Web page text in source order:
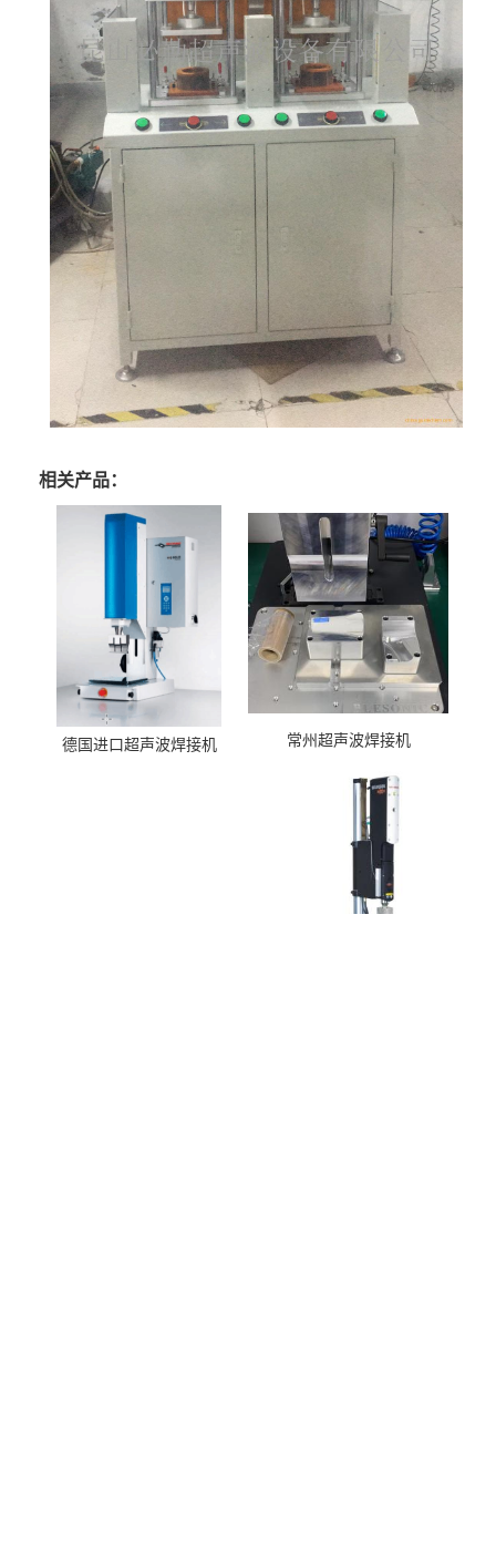
相关产品：
德国进口超声波焊接机 常州超声波焊接机